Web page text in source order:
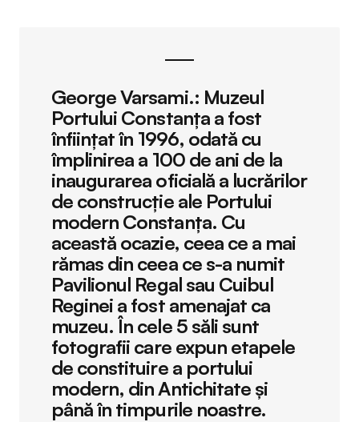
George Varsami.: Muzeul
Portului Constanța a fost
înființat în 1996, odată cu
împlinirea a 100 de ani de la
inaugurarea oficială a lucrărilor
de construcție ale Portului
modern Constanța. Cu
această ocazie, ceea ce a mai
rămas din ceea ce s-a numit
Pavilionul Regal sau Cuibul
Reginei a fost amenajat ca
muzeu. În cele 5 săli sunt
fotografii care expun etapele
de constituire a portului
modern, din Antichitate și
până în timpurile noastre.